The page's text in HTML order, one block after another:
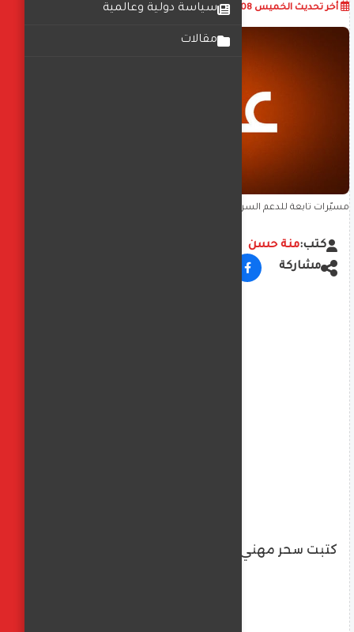
سياسة دولية وعالمية
مقالات
أخر تحديث الخميس 08 يناير 2026 04:01:06 م
مسيّرات تابعة للدعم السريع تستهدف شرق مدينة الأبيض بولاية شمال
كتب:منة حسن
مشاركة
كتبت سحر مهني